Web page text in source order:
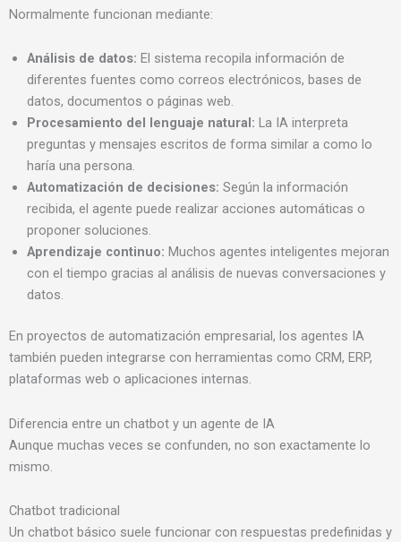
Normalmente funcionan mediante:
Análisis de datos: El sistema recopila información de
diferentes fuentes como correos electrónicos, bases de
datos, documentos o páginas web.
Procesamiento del lenguaje natural: La IA interpreta
preguntas y mensajes escritos de forma similar a como lo
haría una persona.
Automatización de decisiones: Según la información
recibida, el agente puede realizar acciones automáticas o
proponer soluciones.
Aprendizaje continuo: Muchos agentes inteligentes mejoran
con el tiempo gracias al análisis de nuevas conversaciones y
datos.
En proyectos de automatización empresarial, los agentes IA
también pueden integrarse con herramientas como CRM, ERP,
plataformas web o aplicaciones internas.
Diferencia entre un chatbot y un agente de IA
Aunque muchas veces se confunden, no son exactamente lo
mismo.
Chatbot tradicional
Un chatbot básico suele funcionar con respuestas predefinidas y